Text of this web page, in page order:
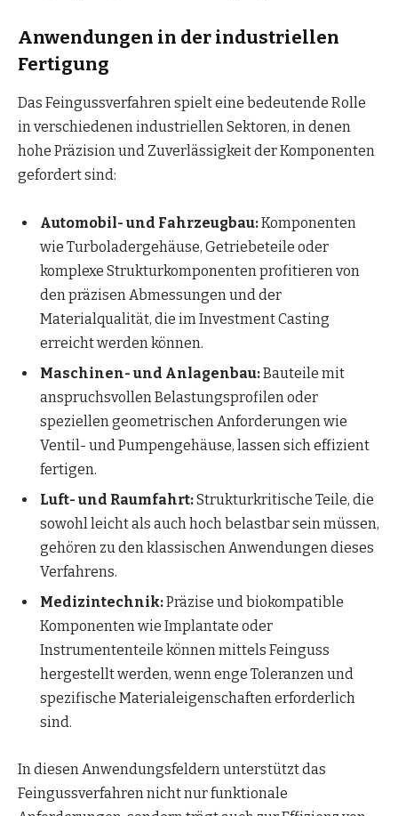
Anwendungen in der industriellen
Fertigung
Das Feingussverfahren spielt eine bedeutende Rolle
in verschiedenen industriellen Sektoren, in denen
hohe Präzision und Zuverlässigkeit der Komponenten
gefordert sind:
Automobil- und Fahrzeugbau:Komponenten
wie Turboladergehäuse, Getriebeteile oder
komplexe Strukturkomponenten profitieren von
den präzisen Abmessungen und der
Materialqualität, die im Investment Casting
erreicht werden können.
Maschinen- und Anlagenbau:Bauteile mit
anspruchsvollen Belastungsprofilen oder
speziellen geometrischen Anforderungen wie
Ventil- und Pumpengehäuse, lassen sich effizient
fertigen.
Luft- und Raumfahrt:Strukturkritische Teile, die
sowohl leicht als auch hoch belastbar sein müssen,
gehören zu den klassischen Anwendungen dieses
Verfahrens.
Medizintechnik:Präzise und biokompatible
Komponenten wie Implantate oder
Instrumententeile können mittels Feinguss
hergestellt werden, wenn enge Toleranzen und
spezifische Materialeigenschaften erforderlich
sind.
In diesen Anwendungsfeldern unterstützt das
Feingussverfahren nicht nur funktionale